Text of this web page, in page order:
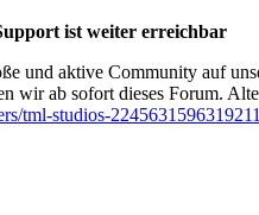
ist weiter erreichbar
und aktive Community auf
wir ab sofort dieses Forum.
tml-studios-